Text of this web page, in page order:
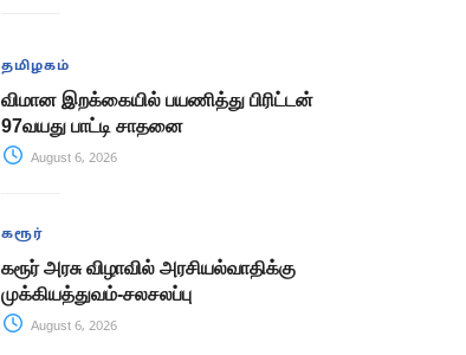
தமிழகம்
விமான இறக்கையில் பயணித்து பிரிட்டன்
97வயது பாட்டி சாதனை
August 6, 2026
கரூர்
கரூர் அரசு விழாவில் அரசியல்வாதிக்கு
முக்கியத்துவம்-சலசலப்பு
August 6, 2026